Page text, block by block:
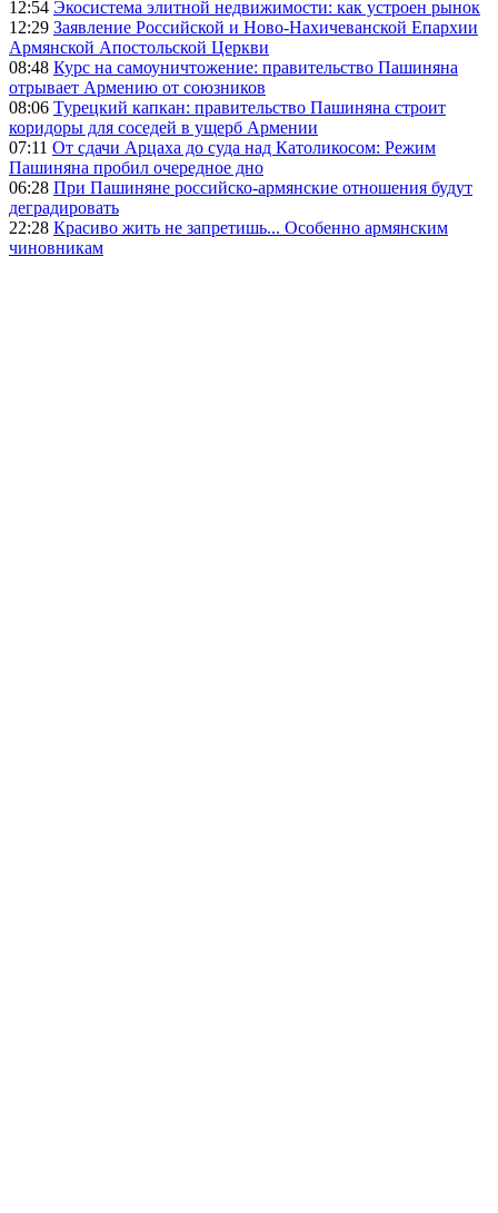
12:54 Экосистема элитной недвижимости: как устроен рынок
12:29 Заявление Российской и Ново-Нахичеванской Епархии
Армянской Апостольской Церкви
08:48 Курс на самоуничтожение: правительство Пашиняна
отрывает Армению от союзников
08:06 Турецкий капкан: правительство Пашиняна строит
коридоры для соседей в ущерб Армении
07:11 От сдачи Арцаха до суда над Католикосом: Режим
Пашиняна пробил очередное дно
06:28 При Пашиняне российско-армянские отношения будут
деградировать
22:28 Красиво жить не запретишь... Особенно армянским
чиновникам